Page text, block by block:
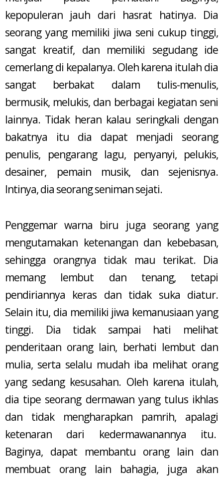
kepopuleran jauh dari hasrat hatinya. Dia
seorang yang memiliki jiwa seni cukup tinggi,
sangat kreatif, dan memiliki segudang ide
cemerlang di kepalanya. Oleh karena itulah dia
sangat berbakat dalam tulis-menulis,
bermusik, melukis, dan berbagai kegiatan seni
lainnya. Tidak heran kalau seringkali dengan
bakatnya itu dia dapat menjadi seorang
penulis, pengarang lagu, penyanyi, pelukis,
desainer, pemain musik, dan sejenisnya.
Intinya, dia seorang seniman sejati.
Penggemar warna biru juga seorang yang
mengutamakan ketenangan dan kebebasan,
sehingga orangnya tidak mau terikat. Dia
memang lembut dan tenang, tetapi
pendiriannya keras dan tidak suka diatur.
Selain itu, dia memiliki jiwa kemanusiaan yang
tinggi. Dia tidak sampai hati melihat
penderitaan orang lain, berhati lembut dan
mulia, serta selalu mudah iba melihat orang
yang sedang kesusahan. Oleh karena itulah,
dia tipe seorang dermawan yang tulus ikhlas
dan tidak mengharapkan pamrih, apalagi
ketenaran dari kedermawanannya itu.
Baginya, dapat membantu orang lain dan
membuat orang lain bahagia, juga akan